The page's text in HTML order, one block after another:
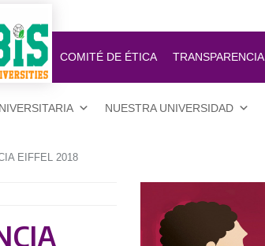
COMITÉ DE ÉTICA TRANSPARENCIA
NUESTRA UNIVERSIDAD
EIFFEL 2018